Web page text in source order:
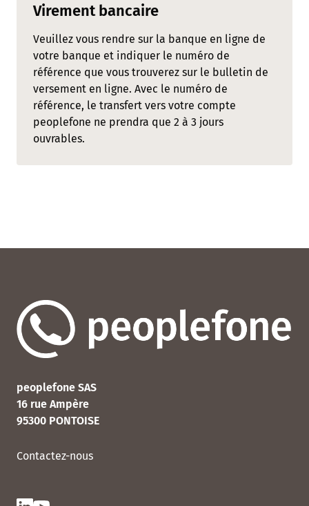
Virement bancaire
Veuillez vous rendre sur la banque en ligne de
votre banque et indiquer le numéro de
référence que vous trouverez sur le bulletin de
versement en ligne. Avec le numéro de
référence, le transfert vers votre compte
peoplefone ne prendra que 2 à 3 jours
ouvrables.
peoplefone SAS
16 rue Ampère
95300 PONTOISE
Contactez-nous